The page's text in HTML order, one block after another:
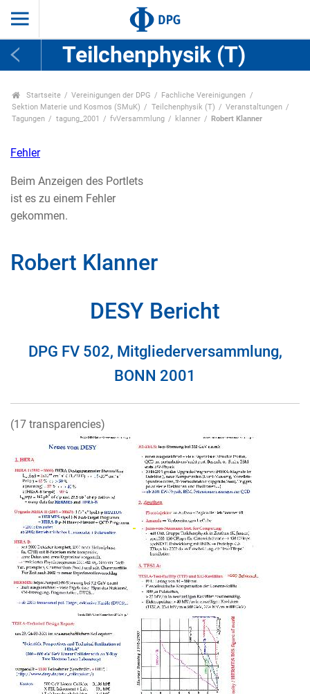
Teilchenphysik (T)
Startseite Vereinigungen der DPG
Fachliche Vereinigungen
Sektion Materie und Kosmos (SMuK)
Teilchenphysik (T)
Veranstaltungen
Tagungen
tagung_2001 fvVersammlung klanner Robert Klanner
Fehler
Beim Anzeigen des Portlets
ist es zu einem Fehler
gekommen.
Robert Klanner
DESY Bericht
DPG FV 502, Mitgliederversammlung,
BONN 2001
(17 transparencies)